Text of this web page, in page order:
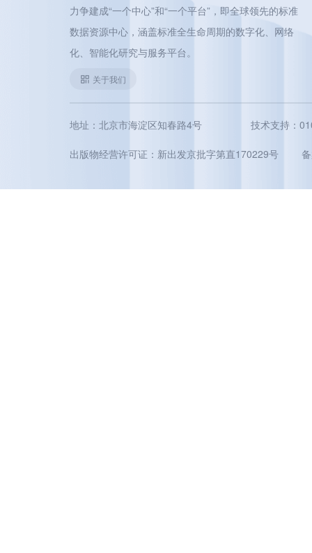
力争建成“一个中心”和“一个平台”，即全球领先的标准
数据资源中心，涵盖标准全生命周期的数字化、网络
化、智能化研究与服务平台。
关于我们
地址：北京市海淀区知春路4号 技术支持：
出版物经营许可证：新出发京批字第直170229号